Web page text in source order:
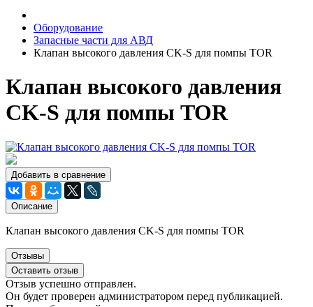
Оборудование
Запасные части для АВД
Клапан высокого давления CK-S для помпы TOR
Клапан высокого давления
CK-S для помпы TOR
Добавить в сравнение
Описание
Клапан высокого давления CK-S для помпы TOR
Отзывы
Оставить отзыв
Отзыв успешно отправлен.
Он будет проверен администратором перед публикацией.